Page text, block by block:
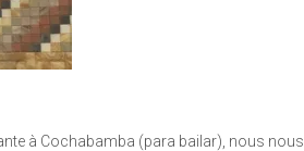
à Cochabamba (para bailar), nous nous